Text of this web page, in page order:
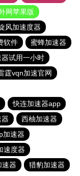
网苹果版
风加速度器
软件
蜜蜂加速器
试用一小时
霆vqn加速官网
快连加速器app
西柚加速器
加速器
速度器
速器 猎豹加速器